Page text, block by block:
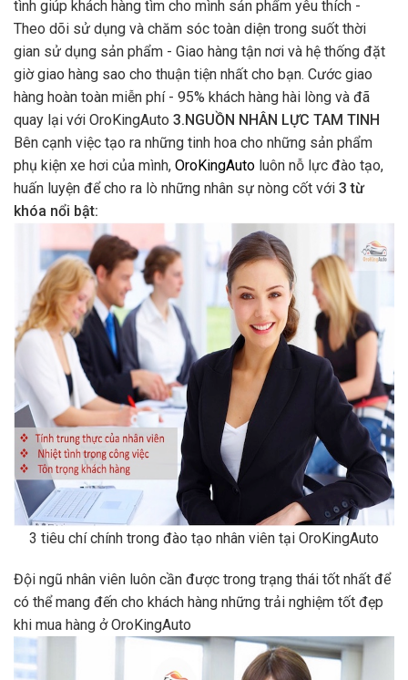
tình giúp khách hàng tìm cho mình sản phẩm yêu thích -
Theo dõi sử dụng và chăm sóc toàn diện trong suốt thời
gian sử dụng sản phẩm - Giao hàng tận nơi và hệ thống đặt
giờ giao hàng sao cho thuận tiện nhất cho bạn. Cước giao
hàng hoàn toàn miễn phí - 95% khách hàng hài lòng và đã
quay lại với OroKingAuto 3.NGUỒN NHÂN LỰC TAM TINH
Bên cạnh việc tạo ra những tinh hoa cho những sản phẩm
phụ kiện xe hơi của mình, OroKingAuto luôn nỗ lực đào tạo,
huấn luyện để cho ra lò những nhân sự nòng cốt với 3 từ
khóa nổi bật:
3 tiêu chí chính trong đào tạo nhân viên tại OroKingAuto
Đội ngũ nhân viên luôn cần được trong trạng thái tốt nhất để
có thể mang đến cho khách hàng những trải nghiệm tốt đẹp
khi mua hàng ở OroKingAuto